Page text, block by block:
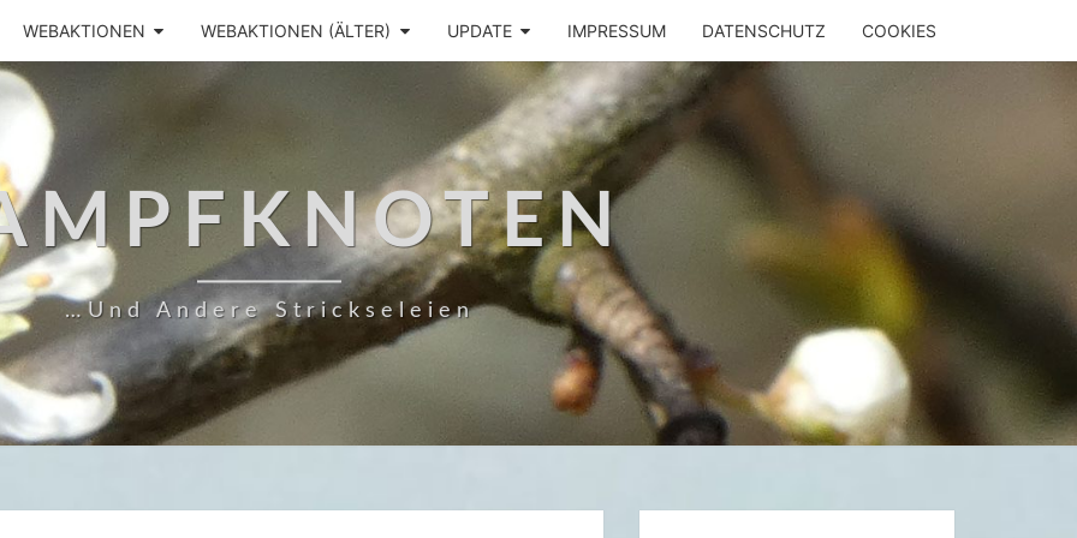
WEBAKTIONEN WEBAKTIONEN (ÄLTER) UPDATE IMPRESSUM DATENSCHUTZ COOKIES
…und Andere Strickseleien